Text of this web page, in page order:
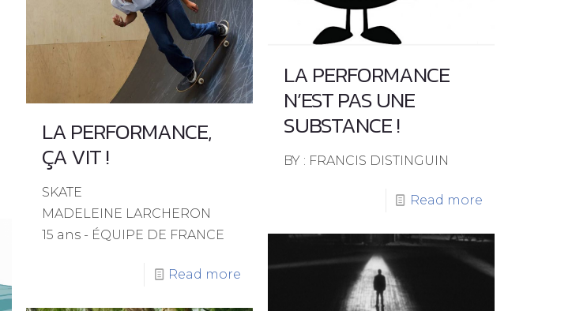
LA PERFORMANCE
N’EST PAS UNE
SUBSTANCE !
BY : FRANCIS DISTINGUIN
Read more
LA PERFORMANCE,
ÇA VIT !
SKATE
MADELEINE LARCHERON
15 ans - ÉQUIPE DE FRANCE
Read more